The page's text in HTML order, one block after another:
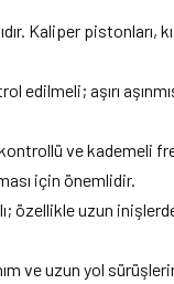
Kaliper
edilmeli; aşırı
ve kademeli
için önemlidir.
özellikle uzun
ve uzun yol